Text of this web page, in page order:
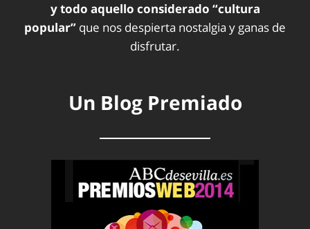
y todo aquello considerado “cultura
popular” que nos despierta nostalgia y ganas de
disfrutar.
Un Blog Premiado